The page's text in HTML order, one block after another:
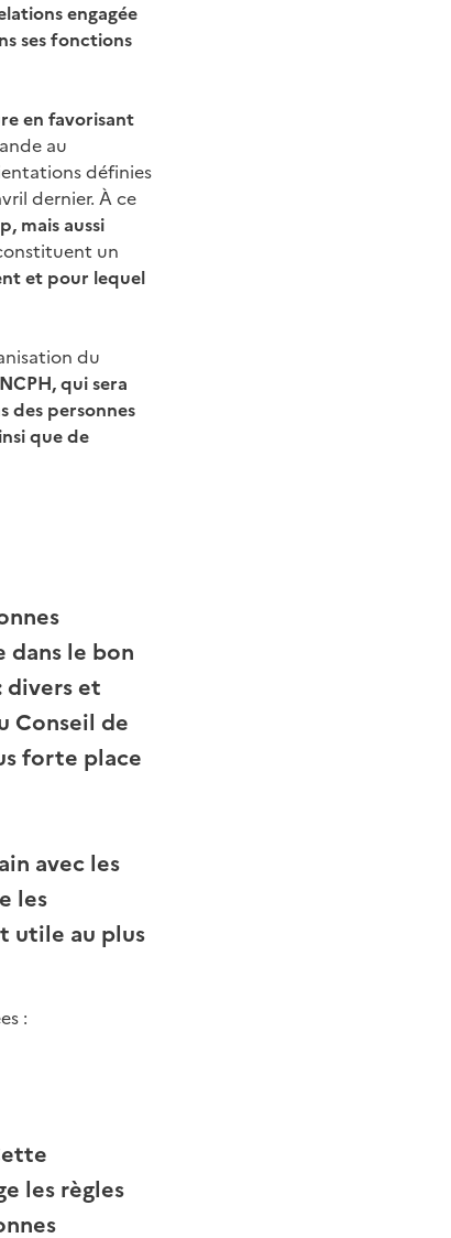
engagée
ses fonctions
en favorisant
au
définies
dernier. À ce
mais aussi
un
et pour lequel
du
qui sera
des personnes
que de
le bon
divers et
Conseil de
forte place
avec les
les
utile au plus
:
les règles